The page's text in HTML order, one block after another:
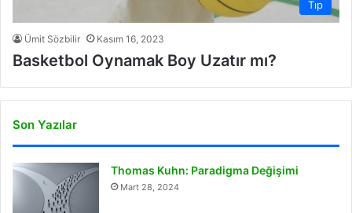
Tıp
Ümit Sözbilir Kasım 16, 2023
Basketbol Oynamak Boy Uzatır mı?
Son Yazılar
Thomas Kuhn: Paradigma Değişimi
Mart 28, 2024